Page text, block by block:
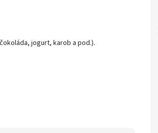
jogurt, karob a pod.).